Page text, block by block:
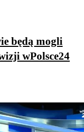
będą mogli
wPolsce24